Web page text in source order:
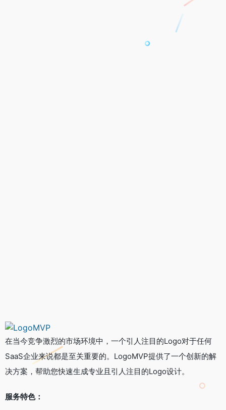
在当今竞争激烈的市场环境中，一个引人注目的Logo对于任何
SaaS企业来说都是至关重要的。LogoMVP提供了一个创新的解
决方案，帮助您快速生成专业且引人注目的Logo设计。
服务特色：